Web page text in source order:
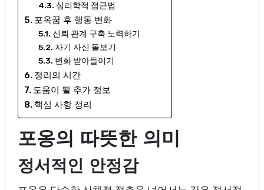
심리학적 접근법
포옥꿈 후 행동 변화
신뢰 관계 구축 노력하기
자기 자신 돌보기
변화 받아들이기
정리의 시간
도움이 될 추가 정보
핵심 사항 정리
포옹의 따뜻한 의미
정서적인 안정감